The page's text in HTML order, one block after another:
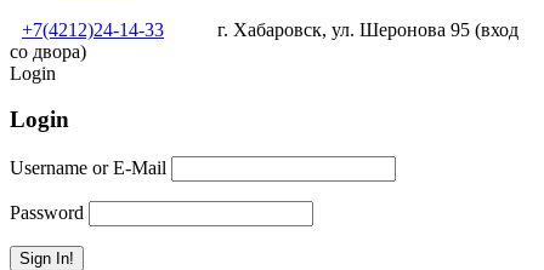
+7(4212)24-14-33
г. Хабаровск, ул. Шеронова 95 (вход
со двора)
Login
Login
Username or E-Mail
Password